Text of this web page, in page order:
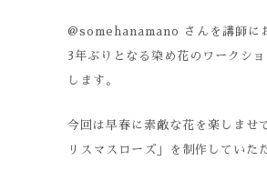
@somehanamano さんを講師に
3年ぶりとなる染め花のワークシ
します。
今回は早春に素敵な花を楽しませ
リスマスローズ」を制作していた